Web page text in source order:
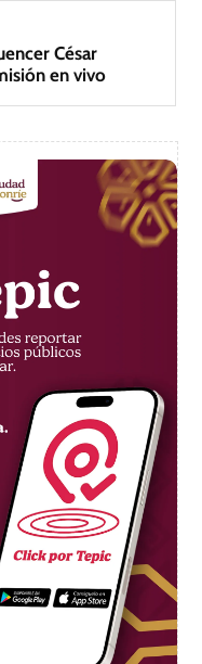
César
en vivo